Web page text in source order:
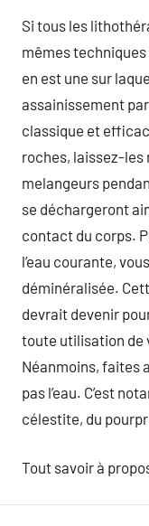
Si tous les
mêmes techniques
en est une sur
assainissement
classique et
roches, laissez-les
melangeurs
se déchargeront
contact du corps.
l’eau courante,
déminéralisée.
devrait devenir
toute utilisation de
Néanmoins, faites
pas l’eau. C’est
célestite, du
Tout savoir à